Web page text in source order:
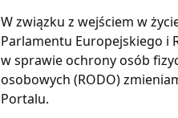
W związku z wejściem w
Parlamentu Europejskiego i
w sprawie ochrony osób
osobowych (RODO)
Portalu.